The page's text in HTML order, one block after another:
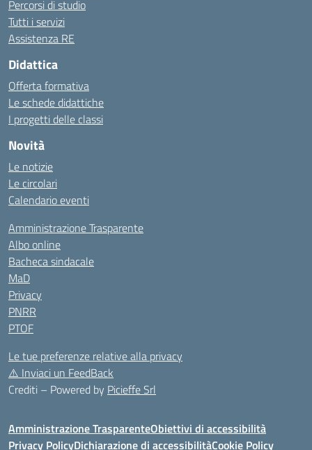
Percorsi di studio
Tutti i servizi
Assistenza RE
Didattica
Offerta formativa
Le schede didattiche
I progetti delle classi
Novità
Le notizie
Le circolari
Calendario eventi
Amministrazione Trasparente
Albo online
Bacheca sindacale
MaD
Privacy
PNRR
PTOF
Le tue preferenze relative alla privacy
⚠️ Inviaci un FeedBack
Crediti – Powered by Picieffe Srl
Amministrazione TrasparenteObiettivi di accessibilità
Privacy PolicyDichiarazione di accessibilitàCookie Policy